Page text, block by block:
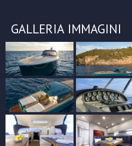
GALLERIA IMMAGINI